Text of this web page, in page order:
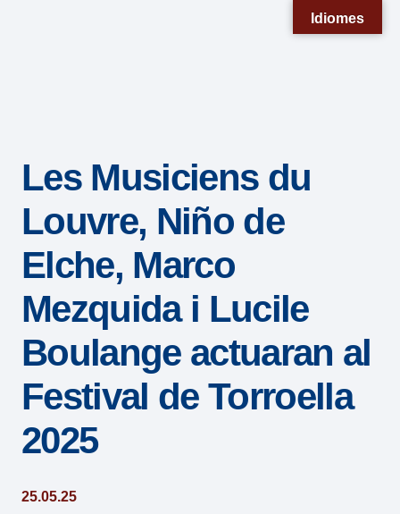
sistema
accesibilidad.
Les Musiciens du
Louvre, Niño de
Elche, Marco
Mezquida i Lucile
Boulange actuaran al
Festival de Torroella
2025
25.05.25
Idiomes